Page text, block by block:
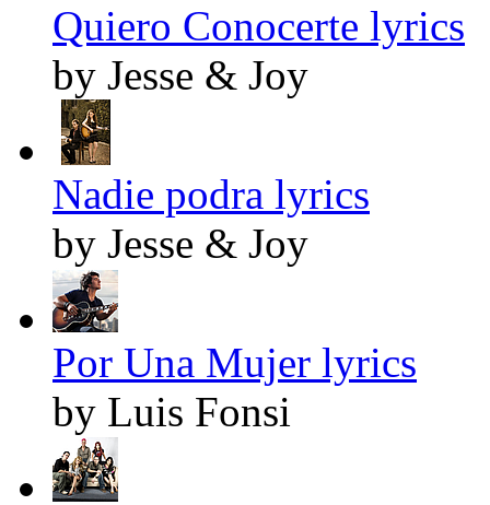
Quiero Conocerte lyrics
by Jesse & Joy
Nadie podra lyrics
by Jesse & Joy
Por Una Mujer lyrics
by Luis Fonsi